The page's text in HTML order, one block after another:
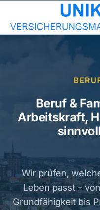
Beruf &
Arbeitskraft,
Wir prüfen,
Leben passt –
Grundfähigkeit bis